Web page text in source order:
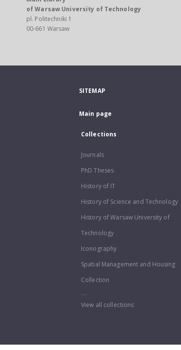
of Warsaw University of Technology
pl. Politechniki 1
00-661 Warsaw
SITEMAP
Main page
Collections
Journals
PhD Theses
History of IT
History of Science and Technology
History of Warsaw University of
Technology
Iconography
Spatial Management and Housing
Collection
...
View all collections